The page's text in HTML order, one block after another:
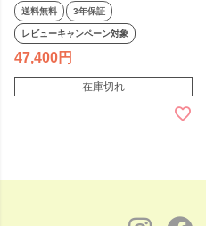
送料無料 3年保証
レビューキャンペーン対象
47,400
在庫切れ